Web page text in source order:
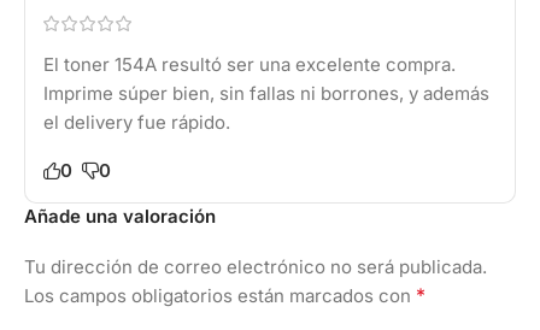
El toner 154A resultó ser una excelente compra.
Imprime súper bien, sin fallas ni borrones, y además
el delivery fue rápido.
0
0
Añade una valoración
Tu dirección de correo electrónico no será publicada.
Los campos obligatorios están marcados con *